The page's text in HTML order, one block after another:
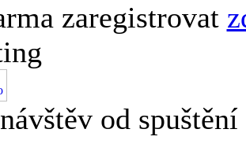
zaregistrovat
od spuštění